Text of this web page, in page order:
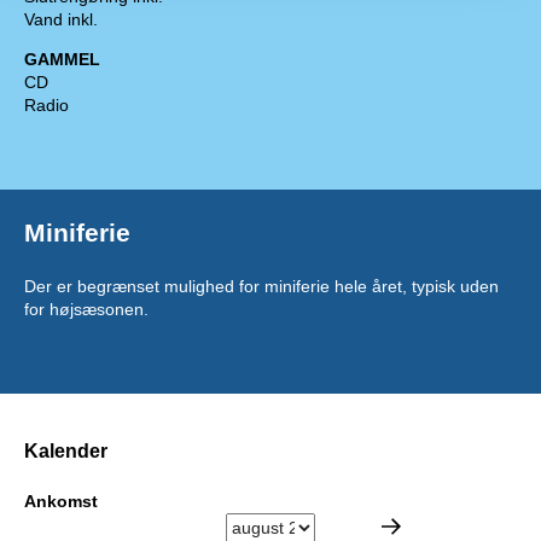
Vand inkl.
GAMMEL
CD
Radio
Miniferie
Der er begrænset mulighed for miniferie hele året, typisk uden
for højsæsonen.
Kalender
Ankomst